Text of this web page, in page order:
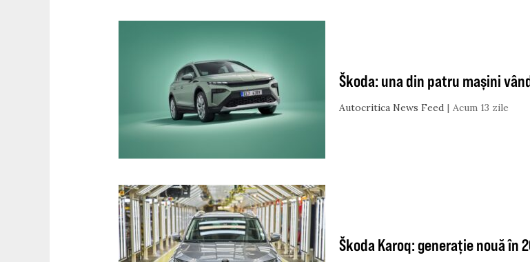
Škoda: una din patru mașini
Autocritica News Feed Acum 13 zile
Škoda Karoq: generație nouă în